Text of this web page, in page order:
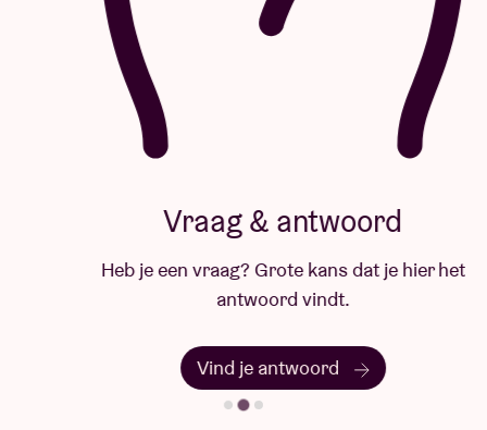
Vraag & antwoord
Heb je een vraag? Grote kans dat je hier het
antwoord vindt.
Vind je antwoord